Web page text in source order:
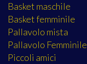
Basket maschile
Basket femminile
Pallavolo mista
Pallavolo Femminile
Piccoli amici